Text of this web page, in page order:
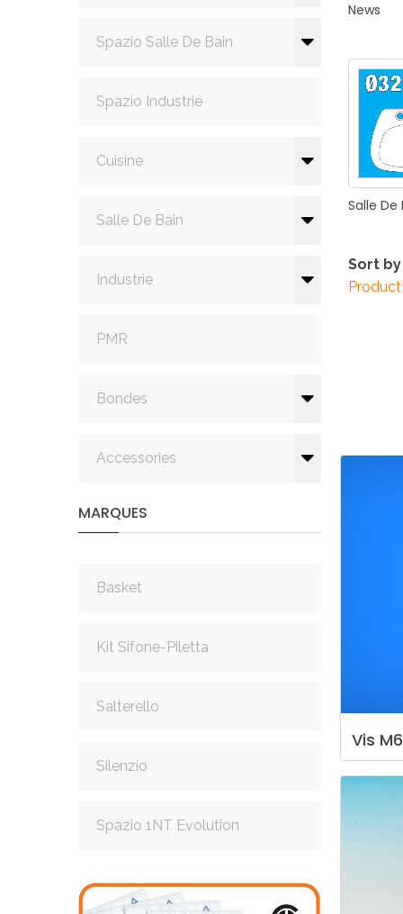
Spazio Salle De Bain
Spazio Industrie
Cuisine
Salle De Bain
Industrie
PMR
Bondes
Accessories
MARQUES
Basket
Kit Sifone-Piletta
Salterello
Silenzio
Spazio 1NT Evolution
News
Salle De
Sort by
Vis